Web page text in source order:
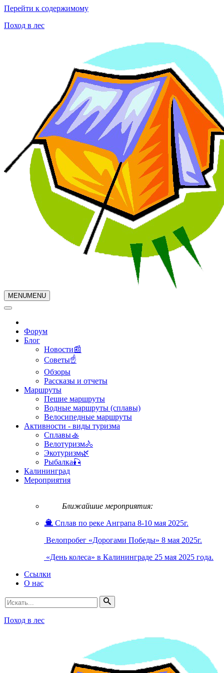
Перейти к содержимому
Поход в лес
MENUMENU
Форум
Блог
Новости📰
Советы☝
Обзоры
Рассказы и отчеты
Маршруты
Пешие маршруты
Водные маршруты (сплавы)
Велосипедные маршруты
Активности - виды туризма
Сплавы🚣
Велотуризм🚴
Экотуризм🌿
Рыбалка🎣
Калининград
Мероприятия
Ближайшие мероприятия:
Сплав по реке Анграпа 8-10 мая 2025г.
Велопробег «Дорогами Победы» 8 мая 2025г.
«День колеса» в Калининграде 25 мая 2025 года.
Ссылки
О нас
Искать...
Поход в лес